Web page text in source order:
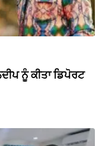
ਨੂੰ ਕੀਤਾ ਡਿਪੋਰਟ